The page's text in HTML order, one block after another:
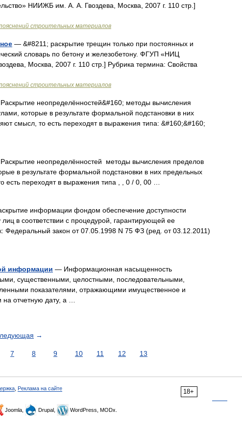
НИИЖБ им. А. А. Гвоздева, Москва, 2007 г. 110 стр.]
строительных материалов
— &#8211; раскрытие трещин только при постоянных и
словарь по бетону и железобетону. ФГУП «НИЦ
Москва, 2007 г. 110 стр.] Рубрика термина: Свойства
строительных материалов
неопределённостей&#160; методы вычисления
которые в результате формальной подстановки в них
смысл, то есть переходят в выражения типа: &#160;&#160;
неопределённостей методы вычисления пределов
в результате формальной подстановки в них предельных
есть переходят в выражения типа , , 0 / 0, 00 …
информации фондом обеспечение доступности
в соответствии с процедурой, гарантирующей ее
Федеральный закон от 07.05.1998 N 75 ФЗ (ред. от 03.12.2011)
информации — Информационная насыщенность
существенными, целостными, последовательными,
показателями, отражающими имущественное и
отчетную дату, а …
→
7 8 9 10 11 12 13
18+
Реклама на сайте
Joomla, Drupal, WordPress, MODx.